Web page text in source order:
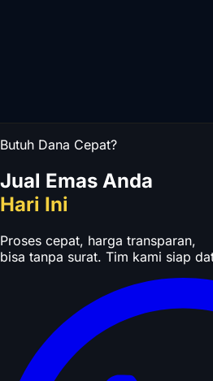
Butuh Dana Cepat?
Jual Emas Anda
Hari Ini
Proses cepat, harga transparan,
bisa tanpa surat. Tim kami siap